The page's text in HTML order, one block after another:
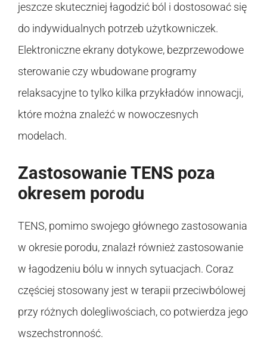
jeszcze skuteczniej łagodzić ból i dostosować się
do indywidualnych potrzeb użytkowniczek.
Elektroniczne ekrany dotykowe, bezprzewodowe
sterowanie czy wbudowane programy
relaksacyjne to tylko kilka przykładów innowacji,
które można znaleźć w nowoczesnych
modelach.
Zastosowanie TENS poza
okresem porodu
TENS, pomimo swojego głównego zastosowania
w okresie porodu, znalazł również zastosowanie
w łagodzeniu bólu w innych sytuacjach. Coraz
częściej stosowany jest w terapii przeciwbólowej
przy różnych dolegliwościach, co potwierdza jego
wszechstronność.